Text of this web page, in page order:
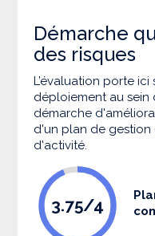
Démarche
des risques
L’évaluation porte
déploiement au sein
démarche
d'un plan de
d'activité.
3.75/4